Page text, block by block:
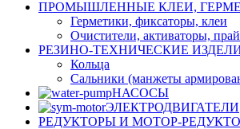
ПРОМЫШЛЕННЫЕ КЛЕИ,
Герметики, фиксаторы, клеи
Очистители, активаторы,
РЕЗИНО-ТЕХНИЧЕСКИЕ
Кольца
Сальники (манжеты
НАСОСЫ
ЭЛЕКТРОДВИГАТЕЛИ
РЕДУКТОРЫ И МОТОР-